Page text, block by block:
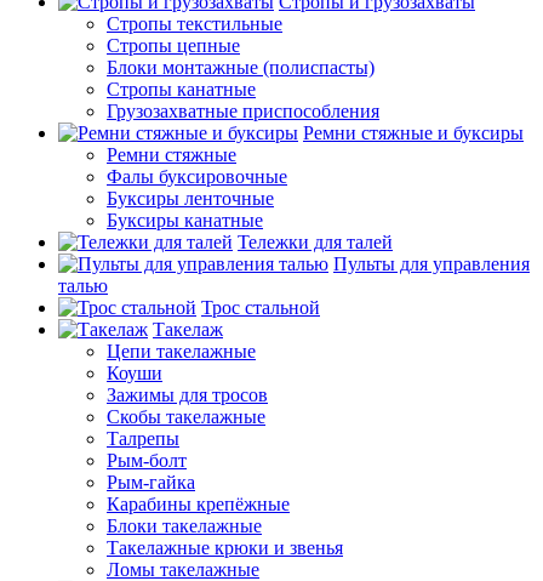
Стропы текстильные
Стропы цепные
Блоки монтажные (полиспасты)
Стропы канатные
Грузозахватные приспособления
Ремни стяжные и буксиры
Ремни стяжные
Фалы буксировочные
Буксиры ленточные
Буксиры канатные
Тележки для талей
Пульты для управления
талью
Трос стальной
Такелаж
Цепи такелажные
Коуши
Зажимы для тросов
Скобы такелажные
Талрепы
Рым-болт
Рым-гайка
Карабины крепёжные
Блоки такелажные
Такелажные крюки и звенья
Ломы такелажные